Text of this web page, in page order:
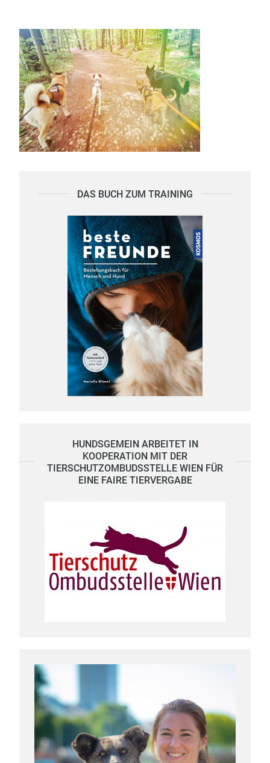
DAS BUCH ZUM TRAINING
HUNDSGEMEIN ARBEITET IN
KOOPERATION MIT DER
TIERSCHUTZOMBUDSSTELLE WIEN FÜR
EINE FAIRE TIERVERGABE